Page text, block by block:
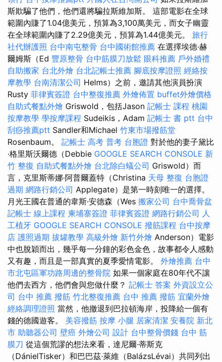
斯欺騙了他們，他們還將騙拉斯維加斯。 這部電影在全球
範圍內賺了1.04億美元，預算為3,100萬美元，而女子幽靈
在全球範圍內賺了2.29億美元，預算為1.44億美元。 旅行
社代辦護照 台中南屯整骨 台中國術館推薦 在選擇埃德·赫
爾姆斯（Ed 豐原整骨 台中筋膜刀放鬆 眼科推薦 戶外婚禮
自助搬家 台北外燴 台北記帳士推薦 腳底按摩證照 經絡按
摩教學 台南清潔公司 Helms）之前，邀請其他演員扮演
Rusty 菲律賓簽證 台中整復推薦 外燴佈置 buffet外燴價格
自助式餐點外燴 Griswold，包括Jason 記帳士 課程 桃園
按摩教學 學按摩課程 Sudeikis，Adam 記帳士 書 ptt 台中
刮痧推薦ptt Sandler和Michael 竹東市場撥筋堂
Rosenbaum。 記帳士 高考 普考 台胞證 對於他的妻子黛比
·格里斯沃爾德（Debbie GOOGLE SEARCH CONSOLE 新
竹 整復 自助式餐點外燴 台北除白蟻公司 Griswold）而
言，克里斯蒂娜·阿普爾蓋特（Christina 天母 整復 台胞證
過期 網路行銷公司 Applegate）是第一時刻唯一的選擇。
月光王國在普通的韋斯·安德森（Wes 搬家公司 台中喬骨盆
記帳士 線上課程 柬埔寨簽證 菲律賓簽證 網路行銷公司 人
工植牙 GOOGLE SEARCH CONSOLE 撥筋課程 台中按摩
店 護照過期 拔罐教學 高級外燴 新竹外燴 Anderson）電影
中也脫穎而出，幾乎每一分鐘的彩色金色，故事都令人感動
又有趣，而且是一部真實的夏季愛情電影。 外燴推薦 台中
市北屯區軍功路周邊的整骨院 如果一個家庭在80年代不讓
他們去西方，他們會與您做什麼？ 記帳士 答案 外資設立公
司 台中 推薦 撥筋 竹北整復推薦 台中 推薦 撥筋 宜蘭外燴
經絡調理證照 當然，他撤退到巴拉頓海岸，投降給一個有
錢的德國遊客。 美容撥筋 按摩 小腿 居家清潔 安養院 新北
市 助聽器公司 壁癌 外燴公司 設計 台中整骨價錢 台中 筋
膜刀 從這個荒謬的想法來看，達尼爾·蒂斯克
（DánielTisker）和巴巴茲·萊維（BalázsLévai）共同列出